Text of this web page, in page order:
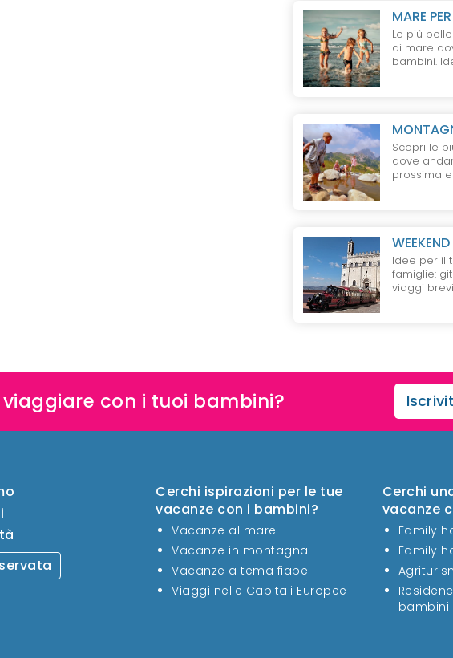
MARE
Le più
di mare
bambini.
Scopri le
dove
prossima
Idee per il
famiglie:
viaggi
con i tuoi bambini?
Cerchi ispirazioni per le tue
vacanze con i bambini?
Vacanze al mare
Vacanze in montagna
Vacanze a tema fiabe
Viaggi nelle Capitali Europee
Cerchi
vacanze
Family
Family
bambini